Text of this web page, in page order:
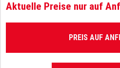
Aktuelle Preise nur auf
PREIS AUF